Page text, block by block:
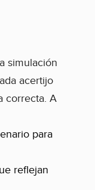
simulación
acertijo
correcta. A
para
reflejan